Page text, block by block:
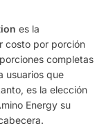
es la
costo por porción
completas
usuarios que
es la elección
Energy su